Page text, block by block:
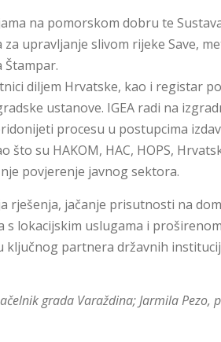
na pomorskom dobru te
upravljanje slivom rijeke Save,
Štampar.
diljem Hrvatske, kao i registar
ustanove. IGEA radi na
procesu u postupcima
su HAKOM, HAC, HOPS,
povjerenje javnog sektora.
rješenja, jačanje prisutnosti na
lokacijskim uslugama i
partnera državnih
grada Varaždina; Jarmila Pezo,